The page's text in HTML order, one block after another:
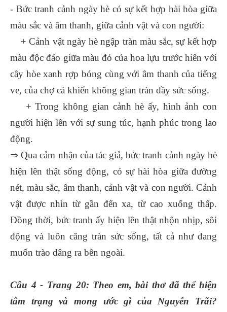
- Bức tranh cảnh ngày hè có sự kết hợp hài hòa giữa
màu sắc và âm thanh, giữa cảnh vật và con người:
+ Cảnh vật ngày hè ngập tràn màu sắc, sự kết hợp
màu độc đáo giữa màu đỏ của hoa lựu trước hiên với
cây hòe xanh rợp bóng cùng với âm thanh của tiếng
ve, của chợ cá khiến không gian tràn đầy sức sống.
+ Trong không gian cảnh hè ấy, hình ảnh con
người hiện lên với sự sung túc, hạnh phúc trong lao
động.
⇒ Qua cảm nhận của tác giả, bức tranh cảnh ngày hè
hiện lên thật sống động, có sự hài hòa giữa đường
nét, màu sắc, âm thanh, cảnh vật và con người. Cảnh
vật được nhìn từ gần đến xa, từ cao xuống thấp.
Đồng thời, bức tranh ấy hiện lên thật nhộn nhịp, sôi
động và luôn căng tràn sức sống, tất cả như đang
muốn trào dâng ra bên ngoài.
Câu 4 - Trang 20: Theo em, bài thơ đã thể hiện
tâm trạng và mong ước gì của Nguyễn Trãi?